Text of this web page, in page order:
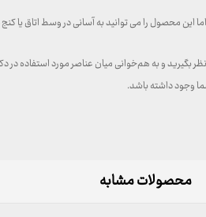
محصول را می ‌توانید به آسانی در وسط اتاق یا
و به هم‌خوانی میان عناصر مورد استفاده در
وجود داشته باشد.
محصولات مشابه